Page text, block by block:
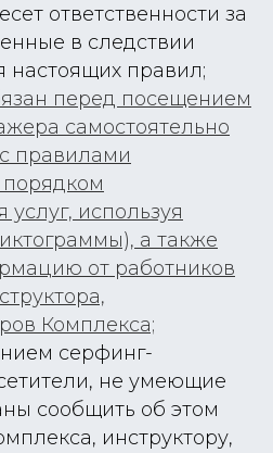
ответственности за
в следствии
настоящих правил;
перед посещением
самостоятельно
правилами
порядком
услуг, используя
а также
от работников
Комплекса;
серфинг-
не умеющие
сообщить об этом
инструктору,